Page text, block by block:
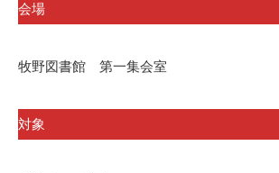
会場
牧野図書館 第一集会室
対象